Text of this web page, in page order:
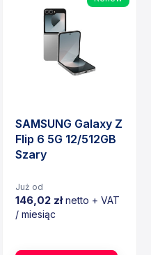
SAMSUNG Galaxy Z
Flip 6 5G 12/512GB
Szary
Już od
146,02 złnetto + VAT
/ miesiąc